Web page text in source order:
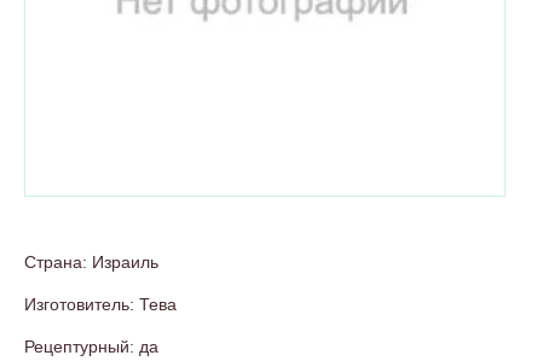
Страна: Израиль
Изготовитель: Тева
Рецептурный: да